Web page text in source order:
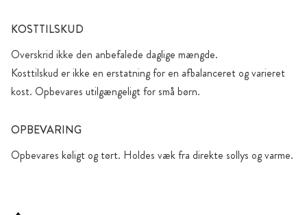
KOSTTILSKUD
Overskrid ikke den anbefalede daglige mængde.
Kosttilskud er ikke en erstatning for en afbalanceret og varieret
kost. Opbevares utilgængeligt for små børn.
OPBEVARING
Opbevares køligt og tørt. Holdes væk fra direkte sollys og varme.